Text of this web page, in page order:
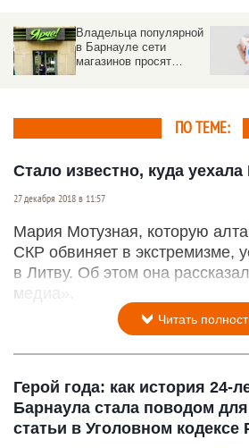
Владельца популярной
в Барнауле сети
магазинов просят
ПО ТЕМЕ:
Стало известно, куда
27 декабря 2018 в 11:57
Мария Мотузная, которую
СКР обвиняет в экстремизме,
в Литву. Об этом она
медиа».
Читать
Герой года: как история 24-
Барнаула стала поводом
статьи в Уголовном кодексе